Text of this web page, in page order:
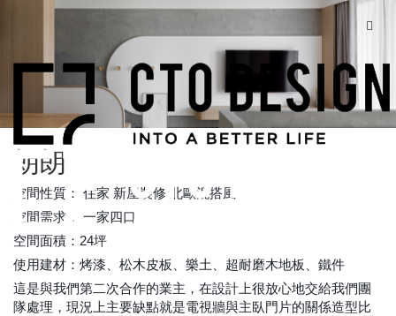
朗朗
空間性質： 住家 新屋裝修 北歐混搭風
空間需求： 一家四口
空間面積：24坪
使用建材：烤漆、松木皮板、樂土
、超耐磨木地板、鐵件
這是與我們第二次合作的業主，在設計上很放心地交給我們團
隊處理，現況上主要缺點就是電視牆與主臥門片的關係造型比